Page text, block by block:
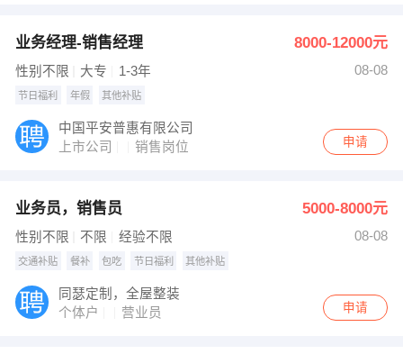
业务经理-销售经理 8000-12000元
性别不限 大专 1-3年 08-08
节日福利 年假 其他补贴
中国平安普惠有限公司
上市公司
销售岗位 申请
业务员，销售员 5000-8000元
性别不限 不限 经验不限 08-08
交通补贴 餐补 包吃 节日福利 其他补贴
同瑟定制，全屋整装
个体户
营业员 申请